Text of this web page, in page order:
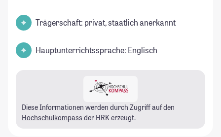
Trägerschaft: privat, staatlich anerkannt
Hauptunterrichtssprache: Englisch
Diese Informationen werden durch Zugriff auf den
Hochschulkompass der HRK erzeugt.